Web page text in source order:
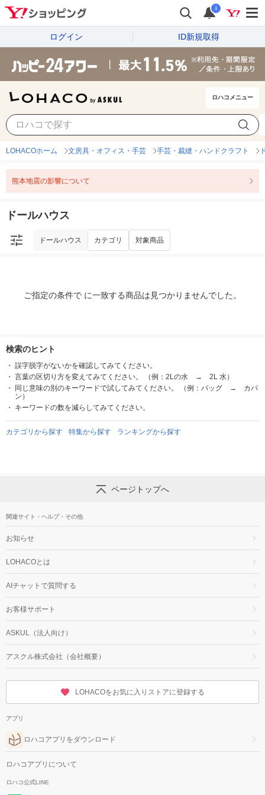
i
ログイン ID新規取得
ロハコメニュー
ドールハウス
LOHACOホーム 文房具・オフィス・手芸 手芸・裁縫・ハンドクラフト
熊本地震の影響について
ドールハウス
ドールハウス カテゴリ 対象商品
ご指定の条件で に一致する商品は見つかりませんでした。
検索のヒント
誤字脱字がないかを確認してみてください。
言葉の区切り方を変えてみてください。 （例：2Lの水 → 2L 水）
同じ意味の別のキーワードで試してみてください。 （例：バッグ → カバ
ン）
キーワードの数を減らしてみてください。
カテゴリから探す 特集から探す ランキングから探す
ページトップへ
関連サイト・ヘルプ・その他
お知らせ
LOHACOとは
AIチャットで質問する
お客様サポート
ASKUL（法人向け）
アスクル株式会社（会社概要）
LOHACOをお気に入りストアに登録する
アプリ
ロハコアプリをダウンロード
ロハコアプリについて
ロハコ公式LINE